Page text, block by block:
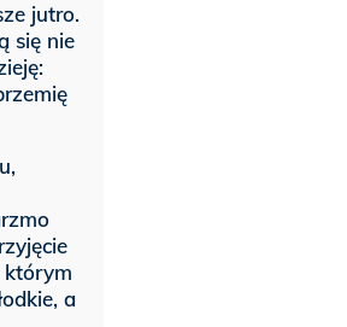
jutro.
się nie
którym
a